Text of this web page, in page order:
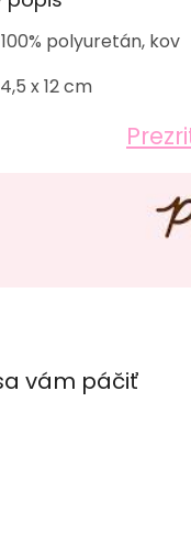
vám páčiť
100% polyuretán, kov
x 12 cm